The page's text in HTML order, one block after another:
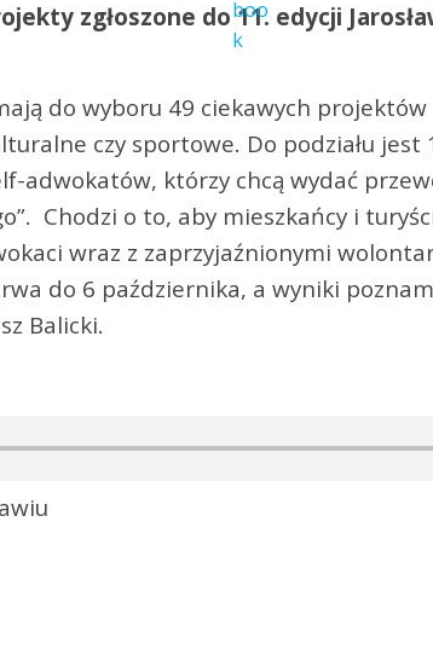
zgłoszone do 11. edycji
do wyboru 49 ciekawych
czy sportowe. Do podziału
adwokatów, którzy chcą wydać
Chodzi o to, aby mieszkańcy i
wraz z zaprzyjaźnionymi
do 6 października, a wyniki
Balicki.